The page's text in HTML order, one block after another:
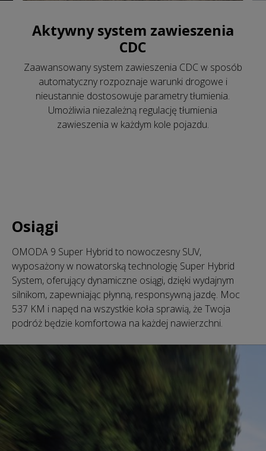
Aktywny system zawieszenia
CDC
Zaawansowany system zawieszenia CDC w sposób
automatyczny rozpoznaje warunki drogowe i
nieustannie dostosowuje parametry tłumienia.
Umożliwia niezależną regulację tłumienia
zawieszenia w każdym kole pojazdu.
Osiągi
OMODA 9 Super Hybrid to nowoczesny SUV,
wyposażony w nowatorską technologię Super Hybrid
System, oferujący dynamiczne osiągi, dzięki wydajnym
silnikom, zapewniając płynną, responsywną jazdę. Moc
537 KM i napęd na wszystkie koła sprawią, że Twoja
podróż będzie komfortowa na każdej nawierzchni.